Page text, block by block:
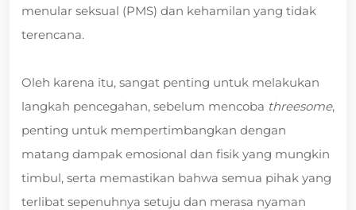
menular seksual (PMS) dan kehamilan yang tidak
terencana.
Oleh karena itu, sangat penting untuk melakukan
langkah pencegahan, sebelum mencoba threesome,
penting untuk mempertimbangkan dengan
matang dampak emosional dan fisik yang mungkin
timbul, serta memastikan bahwa semua pihak yang
terlibat sepenuhnya setuju dan merasa nyaman